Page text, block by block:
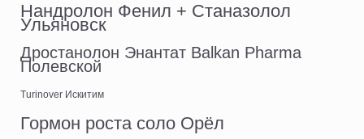
Нандролон Фенил + Станазолол
Ульяновск
Дростанолон Энантат Balkan Pharma
Полевской
Turinover Искитим
Гормон роста соло Орёл